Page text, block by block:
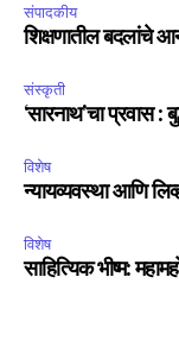
I've read and
6,300
संपादकीय
शिक्षणातील बदलांचे
संस्कृती
‘सारनाथ’चा प्रवास :
विशेष
न्यायव्यवस्था आणि
विशेष
साहित्यिक भीष्म: